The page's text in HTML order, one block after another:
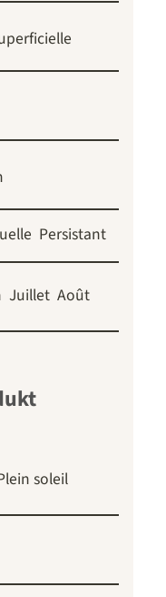
Persistant
Juillet Août
soleil